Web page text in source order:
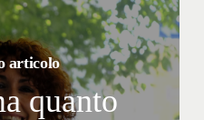
articolo
quanto